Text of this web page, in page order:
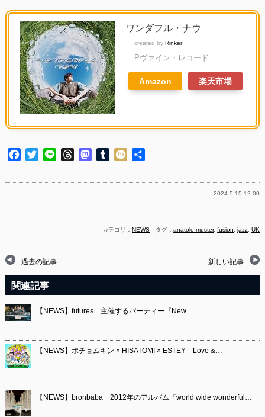
ワンダフル・ナウ
created by Rinker
Pヴァイン・レコード
Amazon 楽天市場
Facebook
TwitterLine ThreadsMastodon
Tumblr
Mixi
2024.5.15 12:00
カテゴリ：NEWS タグ：anatole muster,fusion ,jazz ,UK
過去の記事 新しい記事
関連記事
【NEWS】futures 主催するパーティー『New…
【NEWS】ポチョムキン × HISATOMI × ESTEY Love &…
【NEWS】bronbaba 2012年のアルバム『world wide wonderful…